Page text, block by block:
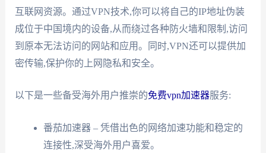
互联网资源。通过VPN技术,你可以将自己的IP地址伪装
成位于中国境内的设备,从而绕过各种防火墙和限制,访问
到原本无法访问的网站和应用。同时,VPN还可以提供加
密传输,保护你的上网隐私和安全。
以下是一些备受海外用户推崇的免费vpn加速器服务:
番茄加速器 – 凭借出色的网络加速功能和稳定的
连接性,深受海外用户喜爱。